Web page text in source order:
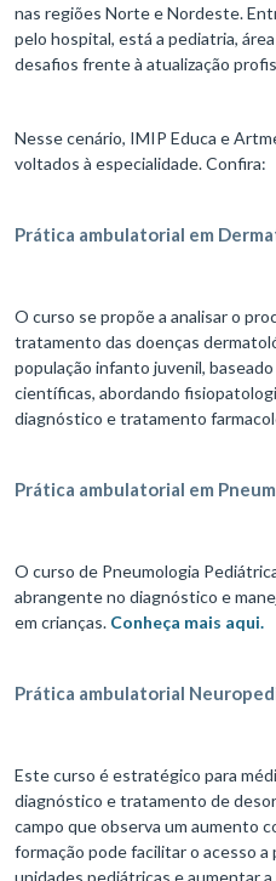
nas regiões Norte e Nordeste.
pelo hospital, está a pediatria,
desafios frente à atualização
Nesse cenário, IMIP Educa e
voltados à especialidade. Confira:
Prática ambulatorial em
O curso se propõe a analisar o
tratamento das doenças
população infanto juvenil,
científicas, abordando
diagnóstico e tratamento
Prática ambulatorial em
O curso de Pneumologia
abrangente no diagnóstico e
em crianças. Conheça mais aqui.
Prática ambulatorial
Este curso é estratégico para
diagnóstico e tratamento de
campo que observa um aumento
formação pode facilitar o acesso a